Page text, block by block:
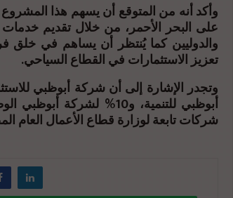
وأكد أنه من المتوقع أن يسهم هذا
على البحر الأحمر، من خلال تقديم خدمات
والدوليين كما يُنتظر أن يساهم في
تعزيز الاستثمارات في القطاع السياحي.
أبوظبي للتنمية، و10%
شركات تابعة لوزارة قطاع الأعمال العام